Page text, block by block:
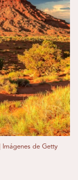
Imágenes de Getty